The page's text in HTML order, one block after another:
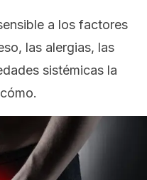
a los factores
las alergias, las
sistémicas la